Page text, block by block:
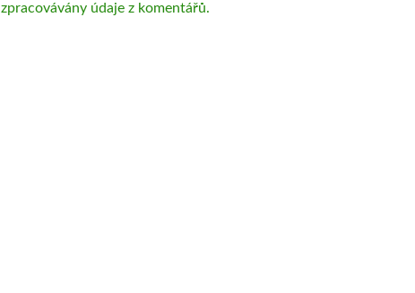
zpracovávány údaje z komentářů.